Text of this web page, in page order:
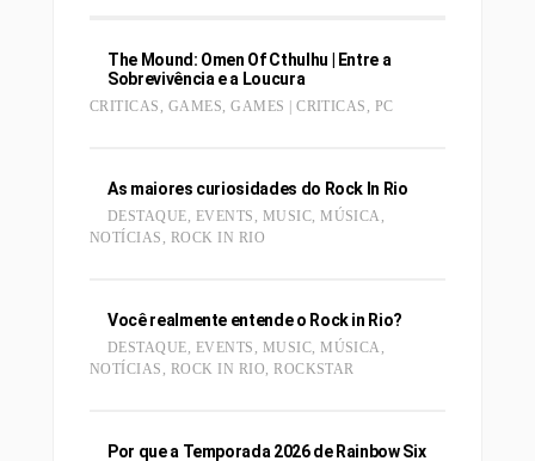
The Mound: Omen Of Cthulhu | Entre a
Sobrevivência e a Loucura
CRITICAS GAMES ,GAMES | CRITICAS PC
As maiores curiosidades do Rock In Rio
DESTAQUE EVENTS MUSIC ,MÚSICA
NOTÍCIAS
ROCK IN RIO
Você realmente entende o Rock in Rio?
DESTAQUE EVENTS MUSIC ,MÚSICA
NOTÍCIAS
ROCK IN RIO ,ROCKSTAR
Por que a Temporada 2026 de Rainbow Six